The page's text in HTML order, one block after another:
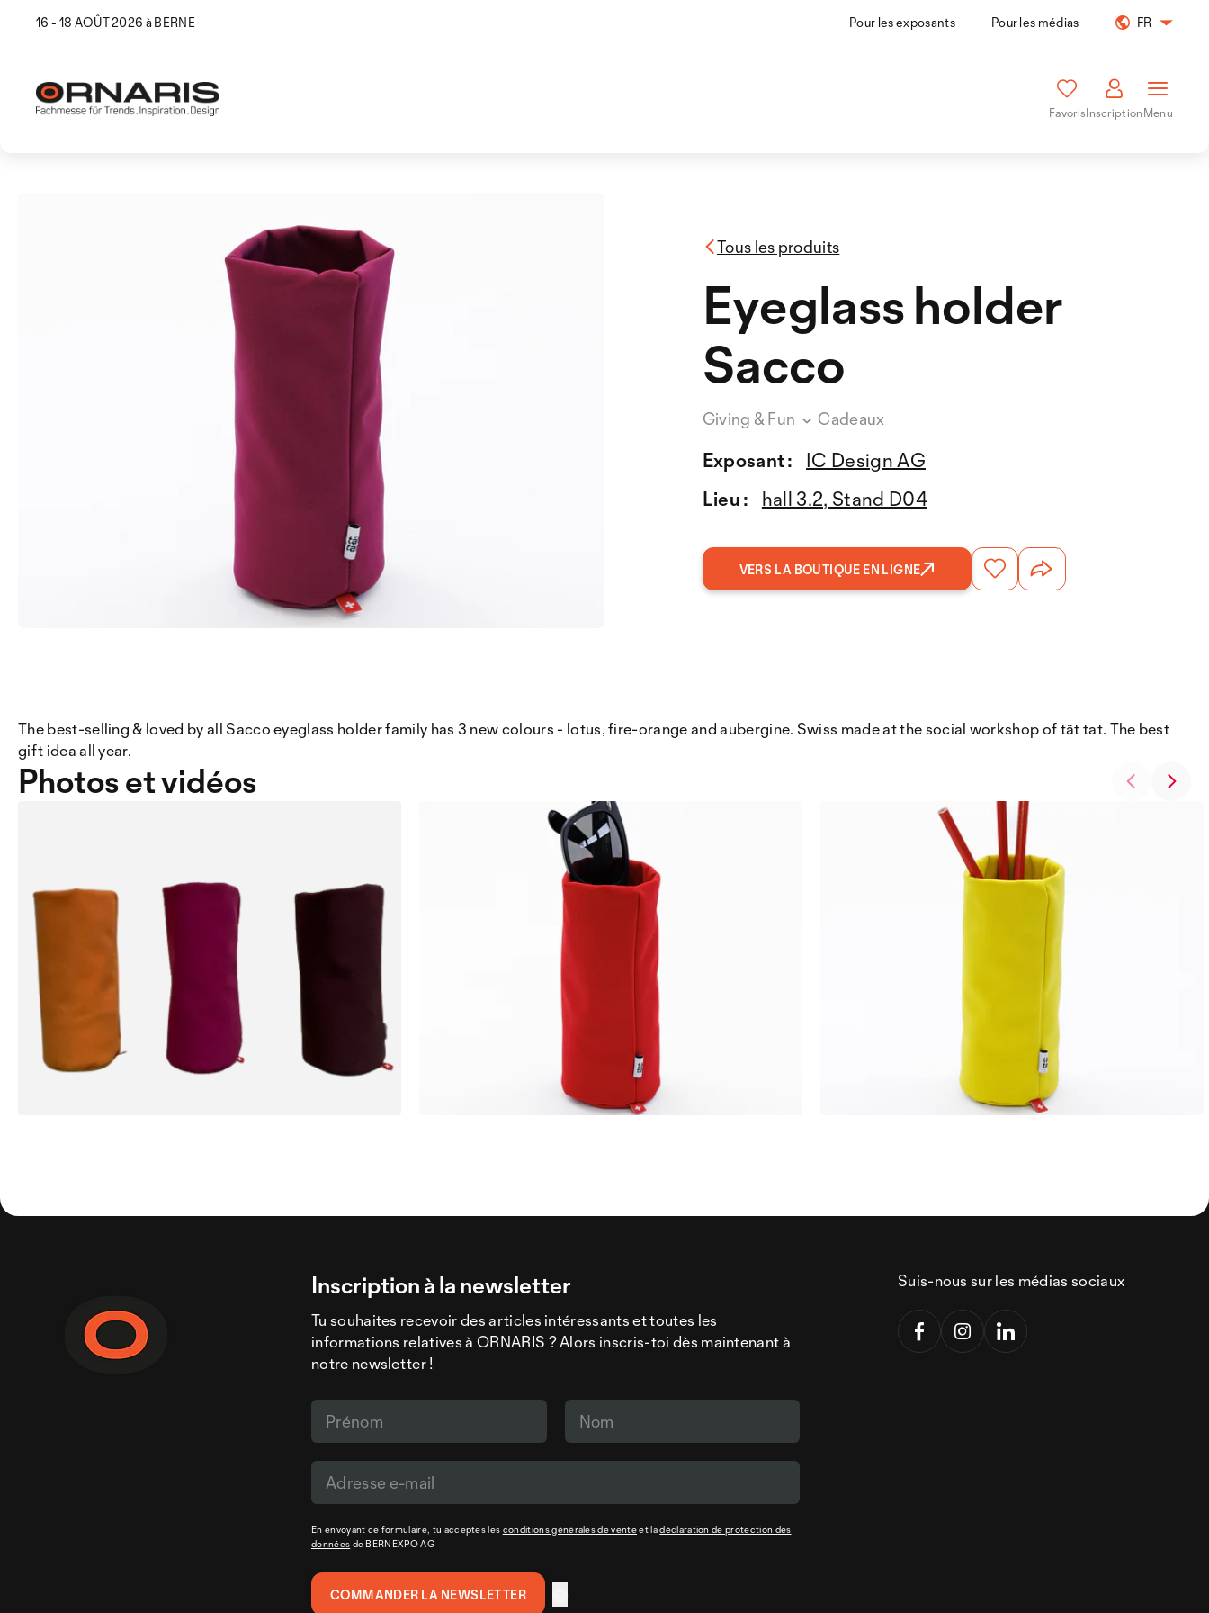
16 - 18 AOÛT 2026 à BERNE Pour les exposants Pour les médias FR
FavorisInscriptionMenu
Tous les produits
Eyeglass holder
Sacco
Giving & Fun Cadeaux
Exposant :
IC Design AG
Lieu :
hall 3.2, Stand D04
VERS LA BOUTIQUE EN LIGNE
The best-selling & loved by all Sacco eyeglass holder family has 3 new colours - lotus, fire-orange and aubergine. Swiss made at the social workshop of tät tat. The best
gift idea all year.
Photos et vidéos
Inscription à la newsletter
Tu souhaites recevoir des articles intéressants et toutes les
informations relatives à ORNARIS ? Alors inscris-toi dès maintenant à
notre newsletter !
En envoyant ce formulaire, tu acceptes les conditions générales de venteet ladéclaration de protection des
données de BERNEXPO AG
Suis-nous sur les médias sociaux